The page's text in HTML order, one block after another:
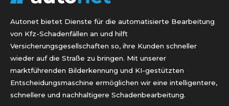
Autonet bietet Dienste für die automatisierte Bearbeitung
von Kfz-Schadenfällen an und hilft
Versicherungsgesellschaften so, ihre Kunden schneller
wieder auf die Straße zu bringen. Mit unserer
marktführenden Bilderkennung und KI-gestützten
Entscheidungsmaschine ermöglichen wir eine intelligentere,
schnellere und nachhaltigere Schadenbearbeitung.